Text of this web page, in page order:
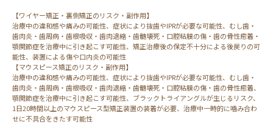
【ワイヤー矯正・裏側矯正のリスク・副作用】
治療中の違和感や痛みの可能性、症状により抜歯やIPRが必要な可能性、むし歯・
歯肉炎・歯周病・歯根吸収・歯肉退縮・歯髄壊死・口腔粘膜の傷・歯の骨性癒着・
顎関節症を治療中に引き起こす可能性、矯正治療後の保定不十分による後戻りの可
能性、装置による傷や口内炎の可能性
【マウスピース矯正のリスク・副作用】
治療中の違和感や痛みの可能性、症状により抜歯やIPRが必要な可能性、むし歯・
歯肉炎・歯周病・歯根吸収・歯肉退縮・歯髄壊死・口腔粘膜の傷・歯の骨性癒着、
顎関節症を治療中に引き起こす可能性、ブラックトライアングルが生じるリスク、
1日20時間以上のマウスピース型矯正装置の装着が必要、治療中一時的に噛み合わ
せに不具合をきたす可能性